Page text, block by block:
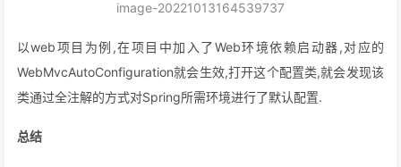
image-20221013164539737
以web项目为例,在项目中加入了Web环境依赖启动器,对应的
WebMvcAutoConfiguration就会生效,打开这个配置类,就会发现该
类通过全注解的方式对Spring所需环境进行了默认配置.
总结